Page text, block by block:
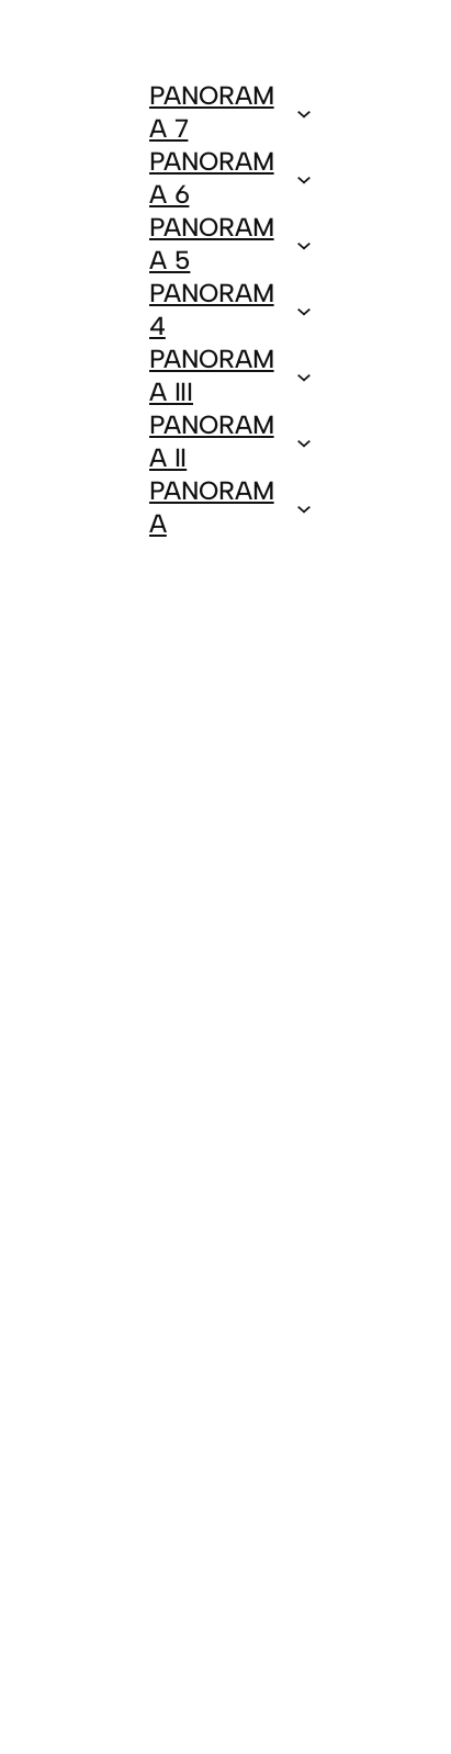
PANORAM
A 7
PANORAM
A 6
PANORAM
A 5
PANORAM
4
PANORAM
A III
PANORAM
A II
PANORAM
A